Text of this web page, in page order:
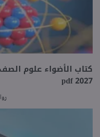
كتاب الأضواء علوم الصف
2027 pdf